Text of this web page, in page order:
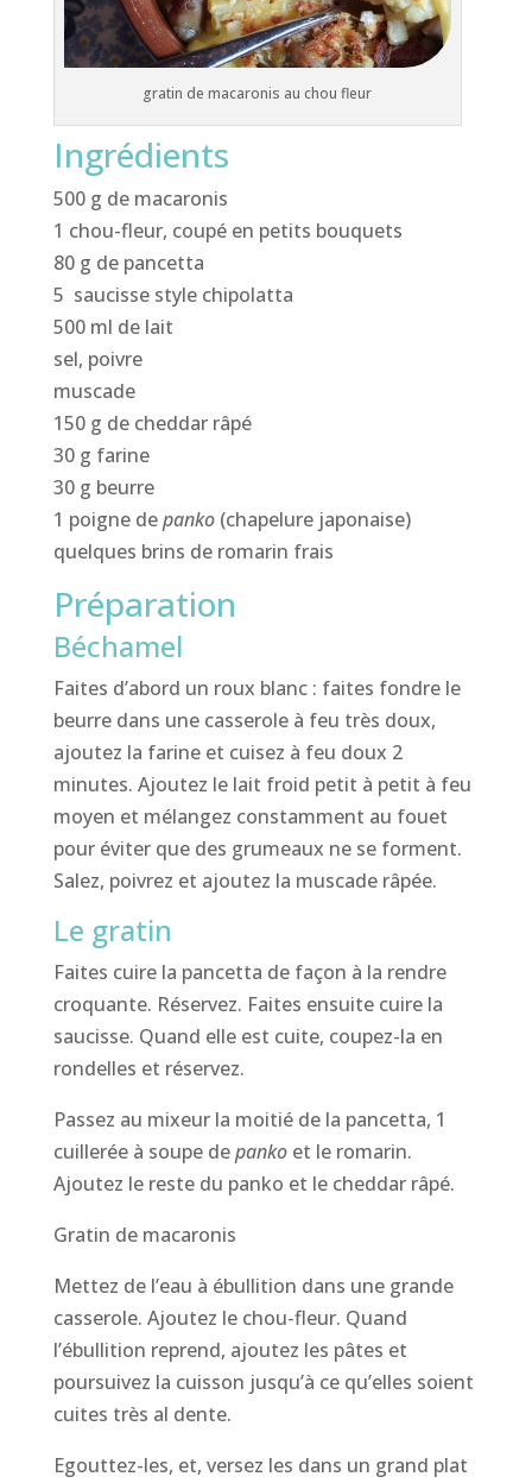
gratin de macaronis au chou fleur
Ingrédients
500 g de macaronis
1 chou-fleur, coupé en petits bouquets
80 g de pancetta
5 saucisse style chipolatta
500 ml de lait
sel, poivre
muscade
150 g de cheddar râpé
30 g farine
30 g beurre
1 poigne depanko(chapelure japonaise)
quelques brins de romarin frais
Préparation
Béchamel
Faites d’abord un roux blanc : faites fondre le
beurre dans une casserole à feu très doux,
ajoutez la farine et cuisez à feu doux 2
minutes. Ajoutez le lait froid petit à petit à feu
moyen et mélangez constamment au fouet
pour éviter que des grumeaux ne se forment.
Salez, poivrez et ajoutez la muscade râpée.
Le gratin
Faites cuire la pancetta de façon à la rendre
croquante. Réservez. Faites ensuite cuire la
saucisse. Quand elle est cuite, coupez-la en
rondelles et réservez.
Passez au mixeur la moitié de la pancetta, 1
cuillerée à soupe depankoet le romarin.
Ajoutez le reste du panko et le cheddar râpé.
Gratin de macaronis
Mettez de l’eau à ébullition dans une grande
casserole. Ajoutez le chou-fleur. Quand
l’ébullition reprend, ajoutez les pâtes et
poursuivez la cuisson jusqu’à ce qu’elles soient
cuites très al dente.
Egouttez-les, et, versez les dans un grand plat